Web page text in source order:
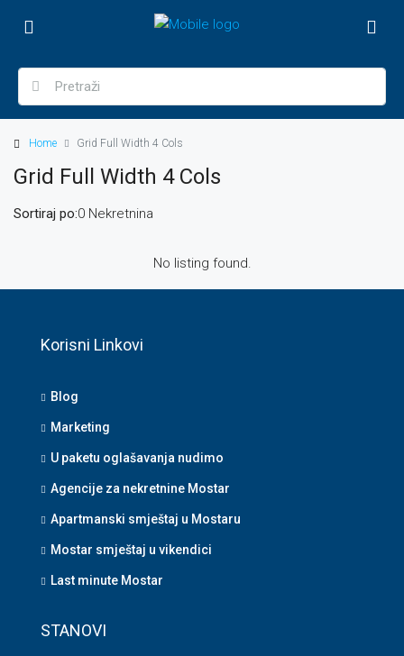
Home Grid Full Width 4 Cols
Grid Full Width 4 Cols
0 Nekretnina
Sortiraj po:
No listing found.
Korisni Linkovi
Blog
Marketing
U paketu oglašavanja nudimo
Agencije za nekretnine Mostar
Apartmanski smještaj u Mostaru
Mostar smještaj u vikendici
Last minute Mostar
STANOVI